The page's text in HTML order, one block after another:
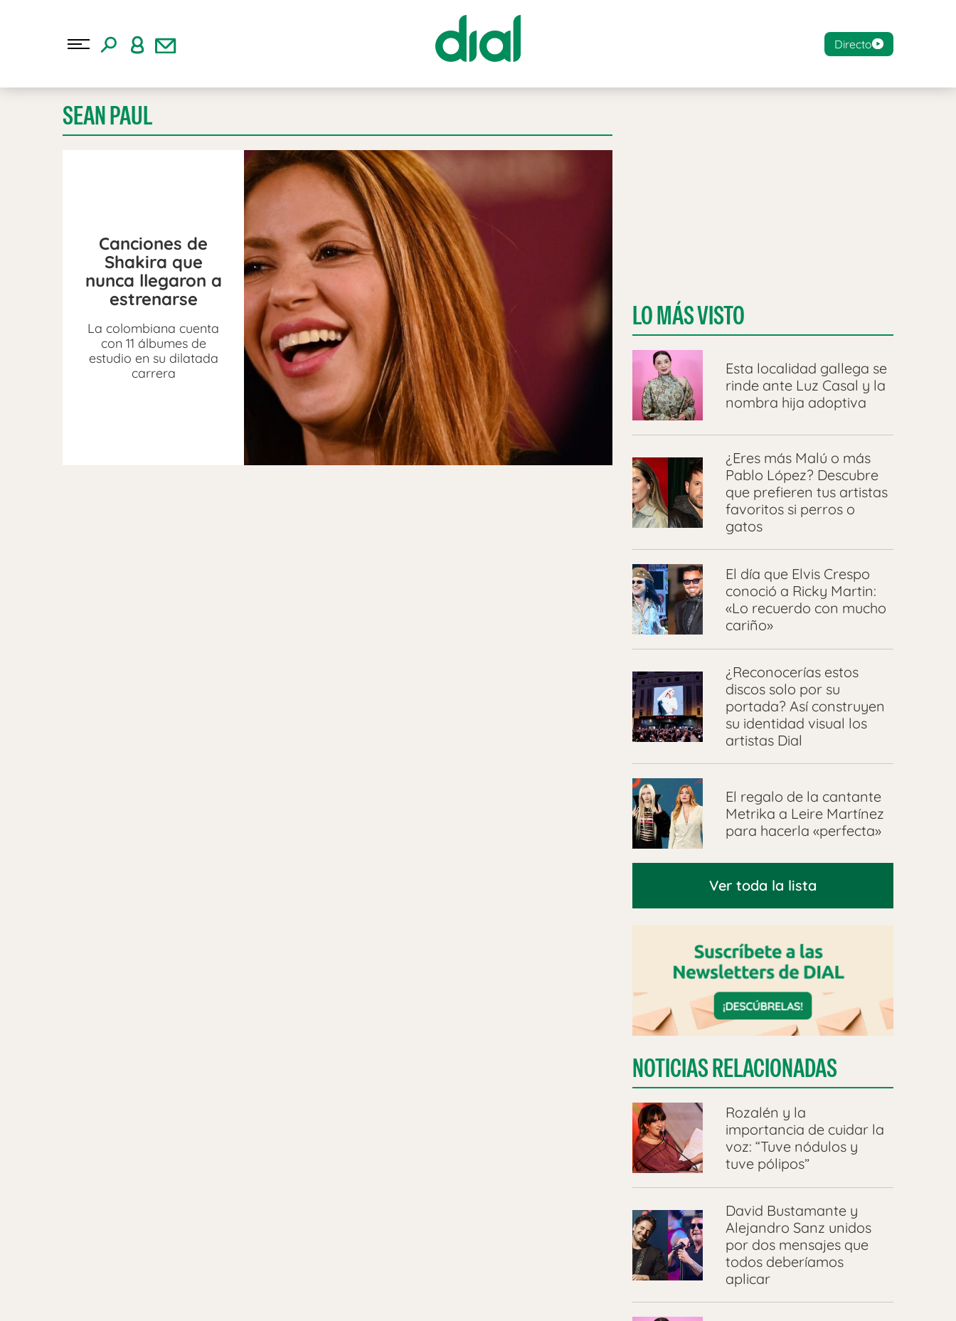
Directo
SEAN PAUL
Canciones de
Shakira que
nunca llegaron a
estrenarse
La colombiana cuenta
con 11 álbumes de
estudio en su dilatada
carrera
LO MÁS VISTO
Esta localidad gallega se
rinde ante Luz Casal y la
nombra hija adoptiva
¿Eres más Malú o más
Pablo López? Descubre
que prefieren tus artistas
favoritos si perros o
gatos
El día que Elvis Crespo
conoció a Ricky Martin:
«Lo recuerdo con mucho
cariño»
¿Reconocerías estos
discos solo por su
portada? Así construyen
su identidad visual los
artistas Dial
El regalo de la cantante
Metrika a Leire Martínez
para hacerla «perfecta»
Ver toda la lista
NOTICIAS RELACIONADAS
Rozalén y la
importancia de cuidar la
voz: “Tuve nódulos y
tuve pólipos”
David Bustamante y
Alejandro Sanz unidos
por dos mensajes que
todos deberíamos
aplicar